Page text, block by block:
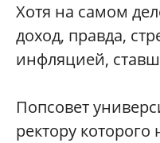
Хотя на самом
доход, правда,
инфляцией,
Попсовет
ректору